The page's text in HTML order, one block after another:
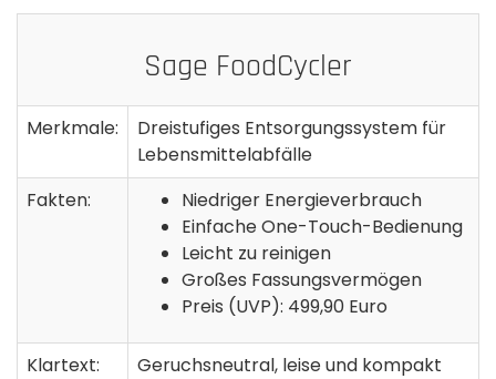
Sage FoodCycler
Merkmale:
Dreistufiges Entsorgungssystem für
Lebensmittelabfälle
Fakten:
Niedriger Energieverbrauch
Einfache One-Touch-Bedienung
Leicht zu reinigen
Großes Fassungsvermögen
Preis (UVP): 499,90 Euro
Klartext:
Geruchsneutral, leise und kompakt